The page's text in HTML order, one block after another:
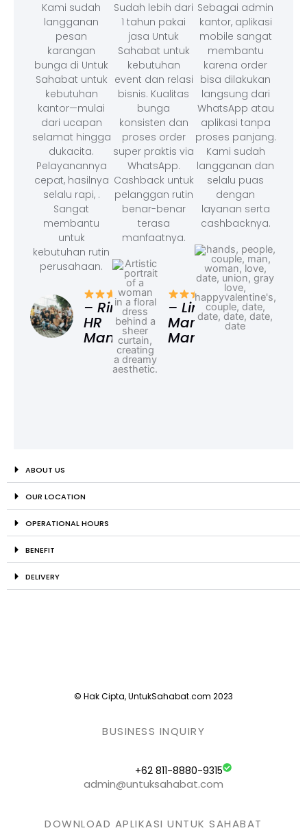
Kami sudah
langganan
pesan
karangan
bunga di Untuk
Sahabat untuk
kebutuhan
kantor—mulai
dari ucapan
selamat hingga
dukacita.
Pelayanannya
cepat, hasilnya
selalu rapi, .
Sangat
membantu
untuk
kebutuhan rutin
perusahaan.
– Rina,
HR
Manager
Sudah lebih dari
1 tahun pakai
jasa Untuk
Sahabat untuk
kebutuhan
event dan relasi
bisnis. Kualitas
bunga
konsisten dan
proses order
super praktis via
WhatsApp.
Cashback untuk
pelanggan rutin
benar-benar
terasa
manfaatnya.
– Linda,
Marketing
Manager
Sebagai admin
kantor, aplikasi
mobile sangat
membantu
karena order
bisa dilakukan
langsung dari
WhatsApp atau
aplikasi tanpa
proses panjang.
Kami sudah
langganan dan
selalu puas
dengan
layanan serta
cashbacknya.
ABOUT US
OUR LOCATION
OPERATIONAL HOURS
BENEFIT
DELIVERY
© Hak Cipta, UntukSahabat.com 2023
BUSINESS INQUIRY
+62 811-8880-9315
admin@untuksahabat.com
DOWNLOAD APLIKASI UNTUK SAHABAT